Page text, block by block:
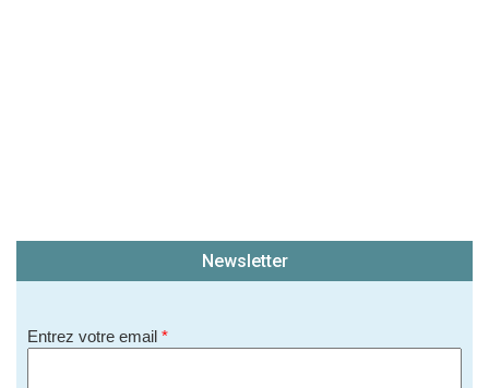
Newsletter
Entrez votre email *